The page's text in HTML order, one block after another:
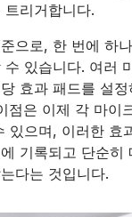
리거합니다.
준으로, 한 번에 하
있습니다. 여러
효과 패드를 설
점은 이제 각 마이
있으며, 이러한 효
기록되고 단순히
다는 것입니다.